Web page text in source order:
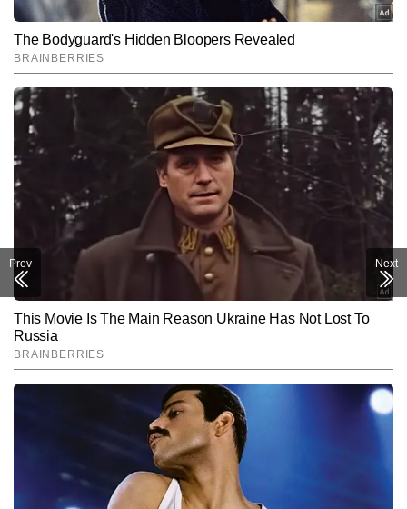
Prev Next